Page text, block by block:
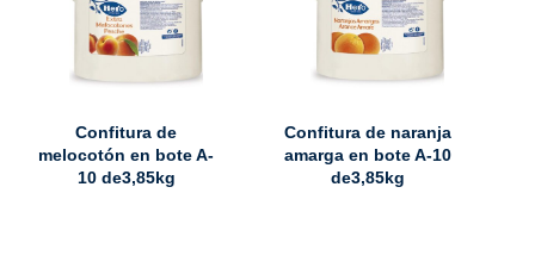
Confitura de
melocotón en bote A-
10 de3,85kg
Confitura de naranja
amarga en bote A-10
de3,85kg